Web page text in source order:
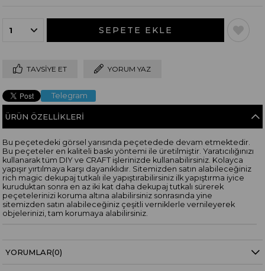
TAVSIYE ET YORUM YAZ
Telegram
ÜRÜN ÖZELLIKLERI
Bu peçetedeki görsel yarısında peçetedede devam etmektedir.
Bu peçeteler en kaliteli baskı yöntemi ile üretilmiştir. Yaratıcılığınızı
kullanarak tüm DIY ve CRAFT işlerinizde kullanabilirsiniz. Kolayca
yapışır yırtılmaya karşı dayanıklıdır. Sitemizden satın alabileceğiniz
rich magic dekupaj tutkalı ile yapıştırabilirsiniz ilk yapıştırma iyice
kuruduktan sonra en az iki kat daha dekupaj tutkalı sürerek
peçetelerinizi koruma altına alabilirsiniz sonrasında yine
sitemizden satın alabileceğiniz çeşitli verniklerle vernileyerek
objelerinizi, tam korumaya alabilirsiniz.
YORUMLAR(0)